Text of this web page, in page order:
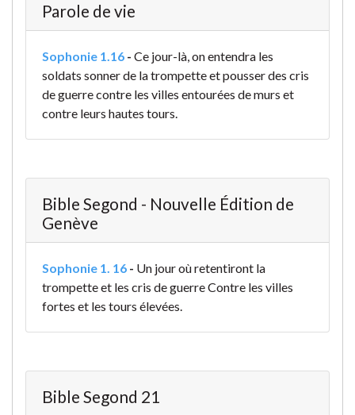
Parole de vie
Sophonie 1.16 - Ce jour-là, on entendra les
soldats sonner de la trompetteet pousser des cris
de guerrecontre les villes entourées de murs et
contre leurs hautes tours.
Bible Segond - Nouvelle Édition de
Genève
Sophonie 1. 16 - Un jour où retentiront la
trompette et les cris de guerre Contre les villes
fortes et les tours élevées.
Bible Segond 21